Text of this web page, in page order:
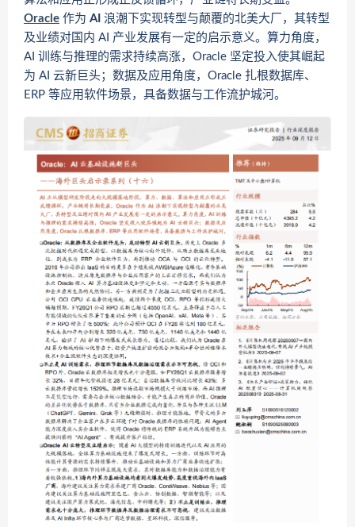
Oracle 作为 AI 浪潮下实现转型与颠覆的北美大厂，其转型
及业绩对国内 AI 产业发展有一定的启示意义。算力角度，
AI 训练与推理的需求持续高涨，Oracle 坚定投入使其崛起
为 AI 云新巨头；数据及应用角度，Oracle 扎根数据库、
ERP 等应用软件场景，具备数据与工作流护城河。